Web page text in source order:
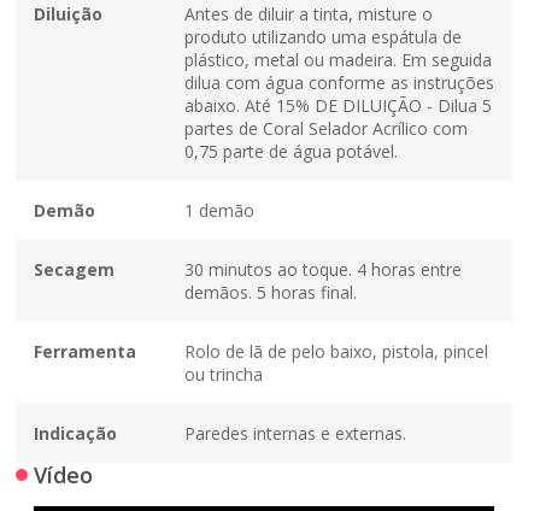
Diluição
Antes de diluir a tinta, misture o
produto utilizando uma espátula de
plástico, metal ou madeira. Em seguida
dilua com água conforme as instruções
abaixo. Até 15% DE DILUIÇÃO - Dilua 5
partes de Coral Selador Acrílico com
0,75 parte de água potável.
Demão 1 demão
Secagem
30 minutos ao toque. 4 horas entre
demãos. 5 horas final.
Ferramenta
Rolo de lã de pelo baixo, pistola, pincel
ou trincha
Indicação Paredes internas e externas.
Vídeo